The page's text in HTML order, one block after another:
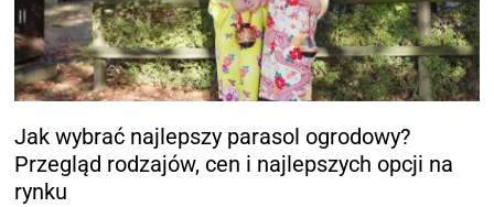
Jak wybrać najlepszy parasol ogrodowy?
Przegląd rodzajów, cen i najlepszych opcji na
rynku